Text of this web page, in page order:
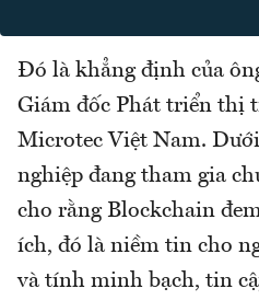
Đó là khẳng định của
Giám đốc Phát triển thị
Microtec Việt Nam.
nghiệp đang tham gia
cho rằng Blockchain
ích, đó là niềm tin cho
và tính minh bạch, tin